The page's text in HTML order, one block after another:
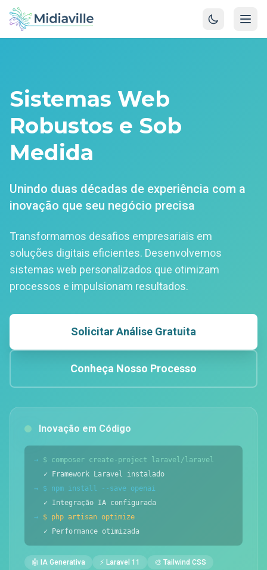
Sistemas Web
Robustos e Sob
Medida
Unindo duas décadas de experiência com a
inovação que seu negócio precisa
Transformamos desafios empresariais em
soluções digitais eficientes. Desenvolvemos
sistemas web personalizados que otimizam
processos e impulsionam resultados.
Solicitar Análise Gratuita
Conheça Nosso Processo
Inovação em Código
→
$ composer create-project laravel/laravel
✓ Framework Laravel instalado
→
$ npm install --save openai
✓ Integração IA configurada
→
$ php artisan optimize
✓ Performance otimizada
🤖 IA Generativa ⚡ Laravel 11
🎨 Tailwind CSS